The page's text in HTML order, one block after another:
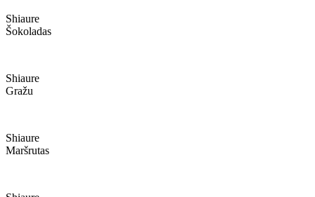
Shiaure
Šokoladas
Shiaure
Gražu
Shiaure
Maršrutas